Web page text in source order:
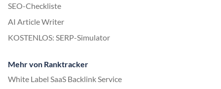
SEO-Checkliste
AI Article Writer
KOSTENLOS: SERP-Simulator
Mehr von Ranktracker
White Label SaaS Backlink Service